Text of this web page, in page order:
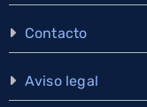
Contacto
Aviso legal